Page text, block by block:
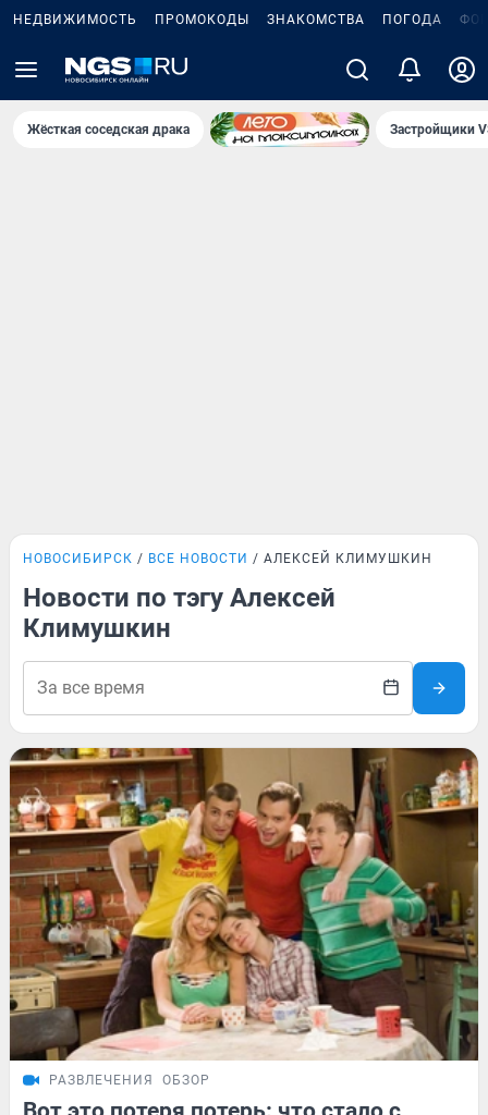
НЕДВИЖИМОСТЬ ПРОМОКОДЫ ЗНАКОМСТВА ПОГОДА
Жёсткая соседская драка Застройщики
НОВОСИБИРСК ВСЕ НОВОСТИ АЛЕКСЕЙ КЛИМУШКИН
Новости по тэгу Алексей
Климушкин
РАЗВЛЕЧЕНИЯ ОБЗОР